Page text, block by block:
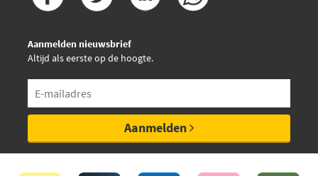
Aanmelden nieuwsbrief
Altijd als eerste op de hoogte.
Aanmelden